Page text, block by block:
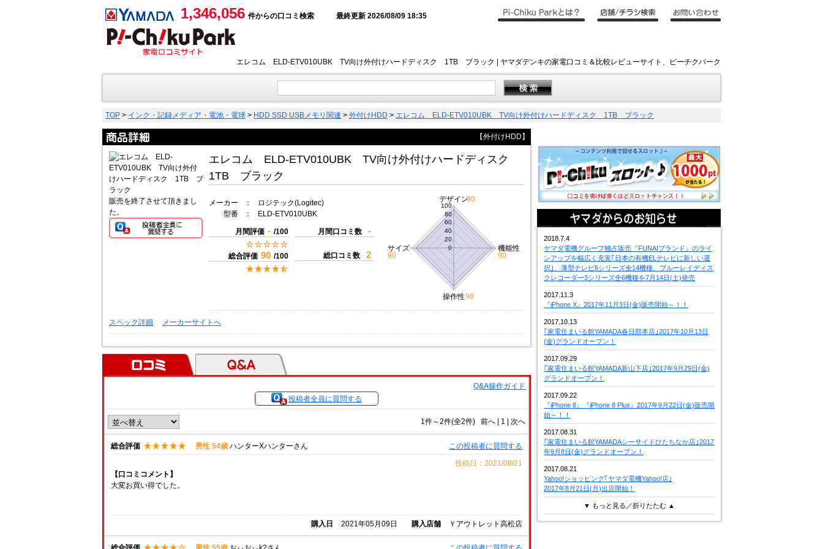
1,346,056 件からの口コミ検索 最終更新 2026/08/09 18:35
エレコム ELD-ETV010UBK TV向け外付けハードディスク 1TB ブラック | ヤマダデンキの家電口コミ＆比較レビューサイト、ピーチクパーク
TOP > インク・記録メディア・電池・電球 > HDD SSD USBメモリ関連 > 外付けHDD > エレコム ELD-ETV010UBK TV向け外付けハードディスク 1TB ブラック
【外付けHDD】
販売を終了させて頂きまし
た。
エレコム ELD-ETV010UBK TV向け外付けハードディスク
1TB ブラック
メーカー ：
ロジテック(Logitec)
型番
： ELD-ETV010UBK
月間評価 - /100
総合評価 90 /100
月間口コミ数 -
総口コミ数 2
0
20
40
60
80
100
デザイン90
機能性
90
操作性90
サイズ
90
スペック詳細 メーカーサイトへ
Q&A操作ガイド
投稿者全員に質問する
1件～2件(全2件) 前へ 1 | 次へ
総合評価 男性 54歳 ハンターXハンターさん
この投稿者に質問する
投稿日：2021/08/21
【口コミコメント】
大変お買い得でした。
購入日 2021年05月09日 購入店舗 Ｙアウトレット高松店
2018.7.4
ヤマダ電機グループ独占販売『FUNAIブランド』のライ
ンアップを幅広く充実｢日本の有機ELテレビに新しい選
択｣、薄型テレビ6シリーズ全14機種、ブルーレイディス
クレコーダー3シリーズ全6機種を7月14日(土)発売
2017.11.3
『iPhone X』2017年11月3日(金)販売開始～！！
2017.10.13
｢家電住まいる館YAMADA春日部本店｣2017年10月13日
(金)グランドオープン！
2017.09.29
｢家電住まいる館YAMADA新山下店｣2017年9月29日(金)
グランドオープン！
2017.09.22
『iPhone 8』『iPhone 8 Plus』2017年9月22日(金)販売開
始～！！
2017.08.31
｢家電住まいる館YAMADAシーサイドひたちなか店｣2017
年9月8日(金)グランドオープン！
2017.08.21
Yahoo!ショッピング｢ヤマダ電機Yahoo!店｣
2017年8月21日(月)出店開始！
▼ もっと見る／折りたたむ ▲